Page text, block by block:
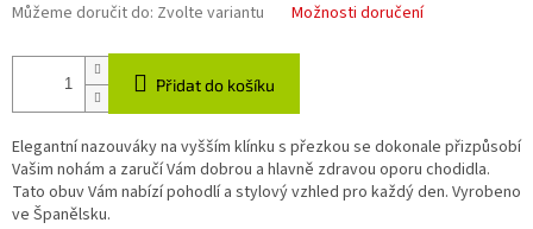
Můžeme doručit do: Zvolte variantu Možnosti doručení
Přidat do košíku
Elegantní nazouváky na vyšším klínku s přezkou se dokonale přizpůsobí
Vašim nohám a zaručí Vám dobrou a hlavně zdravou oporu chodidla.
Tato obuv Vám nabízí pohodlí a stylový vzhled pro každý den. Vyrobeno
ve Španělsku.